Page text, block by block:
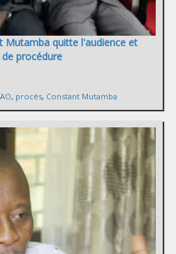
Mutamba quitte l'audience et
procédure
, procès, Constant Mutamba